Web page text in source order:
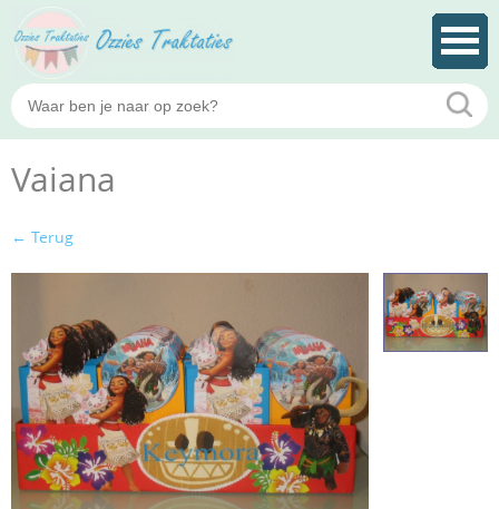
Vaiana
← Terug